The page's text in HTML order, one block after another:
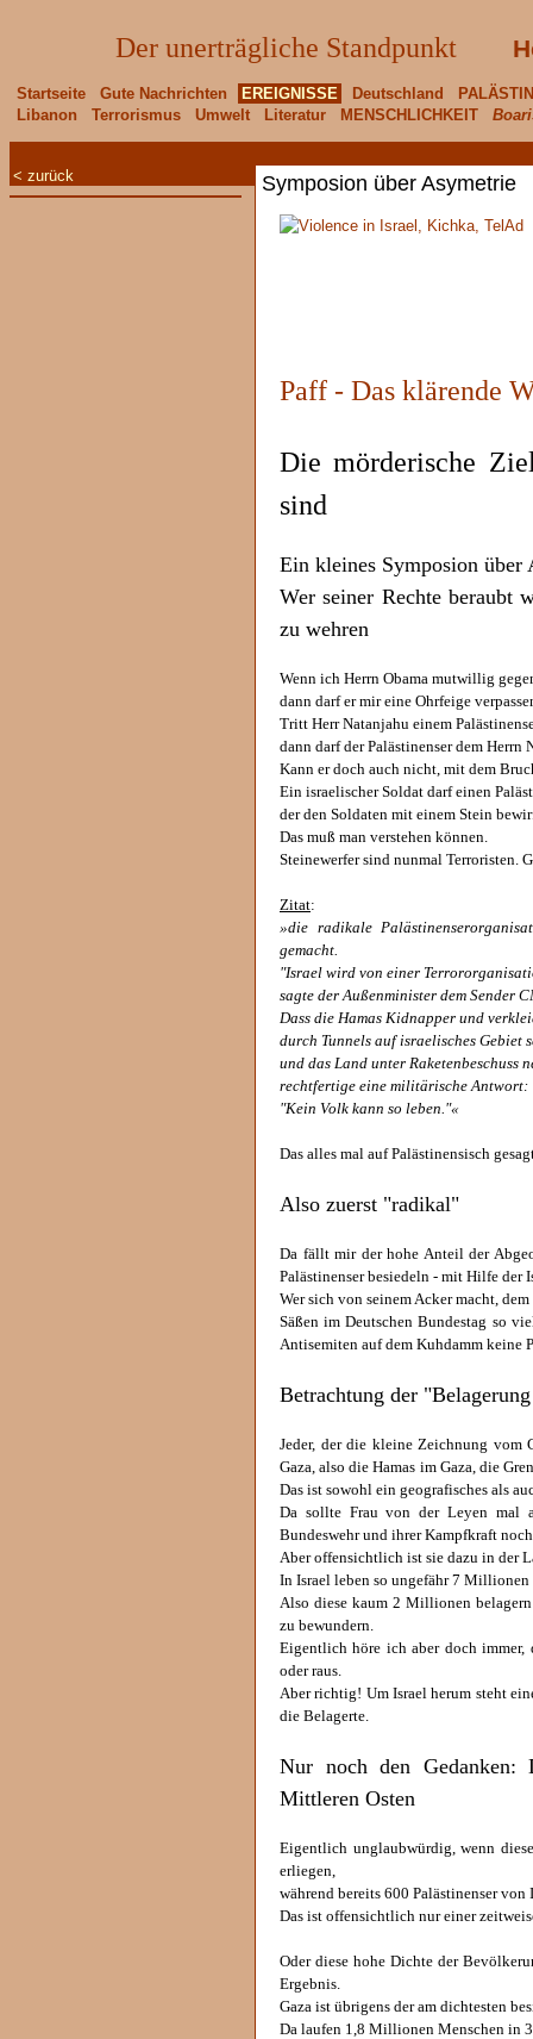
Der unerträgliche Standpunkt
Startseite Gute Nachrichten EREIGNISSE Deutschland
Libanon
Terrorismus Umwelt Literatur MENSCHLICHKEIT
< zurück Symposion über Asymetrie
Paff - Das klärende
Die mörderische
sind
Ein kleines Symposion über
Wer seiner Rechte beraubt
zu wehren
Wenn ich Herrn Obama mutwillig
dann darf er mir eine Ohrfeige
Tritt Herr Natanjahu einem
dann darf der Palästinenser dem
Kann er doch auch nicht, mit dem
Ein israelischer Soldat darf einen
der den Soldaten mit einem Stein
Das muß man verstehen können.
Steinewerfer sind nunmal Terroristen.
Zitat:
»die radikale
gemacht.
"Israel wird von einer
sagte der Außenminister dem Sender
Dass die Hamas Kidnapper und
durch Tunnels auf israelisches Gebiet
und das Land unter Raketenbeschuss
rechtfertige eine militärische Antwort:
"Kein Volk kann so leben."«
Das alles mal auf Palästinensisch
Also zuerst "radikal"
Da fällt mir der hohe Anteil der
Palästinenser besiedeln - mit Hilfe der
Wer sich von seinem Acker macht,
Säßen im Deutschen Bundestag so
Antisemiten auf dem Kuhdamm keine
Betrachtung der
Jeder, der die kleine Zeichnung vom
Gaza, also die Hamas im Gaza, die
Das ist sowohl ein geografisches als
Da sollte Frau von der Leyen mal
Bundeswehr und ihrer Kampfkraft
Aber offensichtlich ist sie dazu in der
In Israel leben so ungefähr 7
Also diese kaum 2 Millionen
zu bewundern.
Eigentlich höre ich aber doch immer,
oder raus.
Aber richtig! Um Israel herum steht
die Belagerte.
Nur noch den
Mittleren Osten
Eigentlich unglaubwürdig, wenn
erliegen,
während bereits 600 Palästinenser
Das ist offensichtlich nur einer
Oder diese hohe Dichte der
Ergebnis.
Gaza ist übrigens der am dichtesten
Da laufen 1,8 Millionen Menschen in